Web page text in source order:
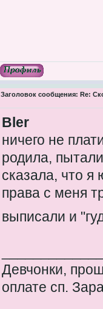
Заголовок сообщения: Re:
Bler
ничего не
родила,
сказала, что
права с меня
выписали и
Девчонки,
оплате сп.